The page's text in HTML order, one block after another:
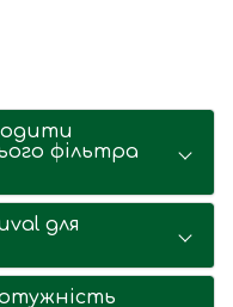
фільтра
для